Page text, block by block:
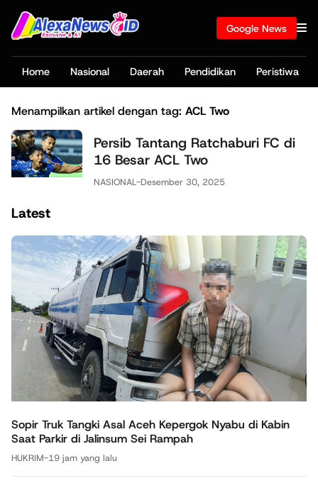
Google News
Home Nasional Daerah Pendidikan Peristiwa
Menampilkan artikel dengan tag: ACL Two
Persib Tantang Ratchaburi FC di
16 Besar ACL Two
NASIONAL-Desember 30, 2025
Latest
Sopir Truk Tangki Asal Aceh Kepergok Nyabu di Kabin
Saat Parkir di Jalinsum Sei Rampah
HUKRIM-19 jam yang lalu